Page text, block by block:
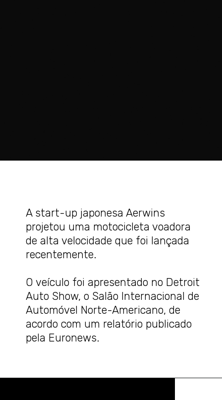
A start-up japonesa Aerwins
projetou uma motocicleta voadora
de alta velocidade que foi lançada
recentemente.
O veículo foi apresentado no Detroit
Auto Show, o Salão Internacional de
Automóvel Norte-Americano, de
acordo com um relatório publicado
pela Euronews.